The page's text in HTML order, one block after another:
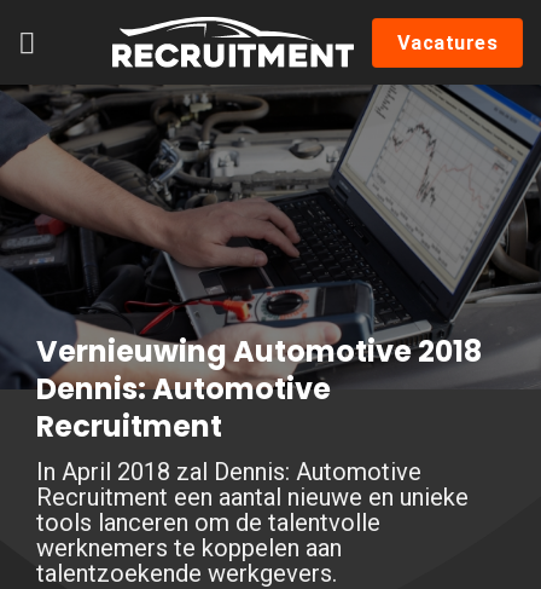
Vacatures
Vernieuwing Automotive 2018
Dennis: Automotive
Recruitment
In April 2018 zal Dennis: Automotive
Recruitment een aantal nieuwe en unieke
tools lanceren om de talentvolle
werknemers te koppelen aan
talentzoekende werkgevers.